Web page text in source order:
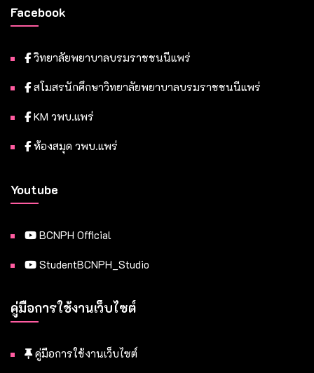
Facebook
วิทยาลัยพยาบาลบรมราชชนนีแพร่
สโมสรนักศึกษาวิทยาลัยพยาบาลบรมราชชนนีแพร่
KM วพบ.แพร่
ห้องสมุด วพบ.แพร่
Youtube
BCNPH Official
StudentBCNPH_Studio
คู่มือการใช้งานเว็บไซต์
คู่มือการใช้งานเว็บไซต์